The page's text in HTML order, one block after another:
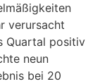
verursacht
Quartal positiv
neun
bei 20